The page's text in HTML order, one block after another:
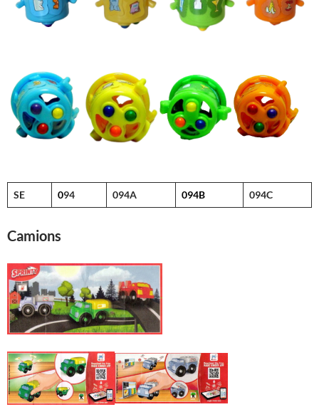
SE 094 094A 094B 094C
Camions